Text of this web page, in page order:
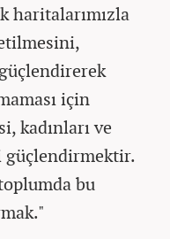
haritalarımızla
için
kadınları ve
güçlendirmektir.
bu